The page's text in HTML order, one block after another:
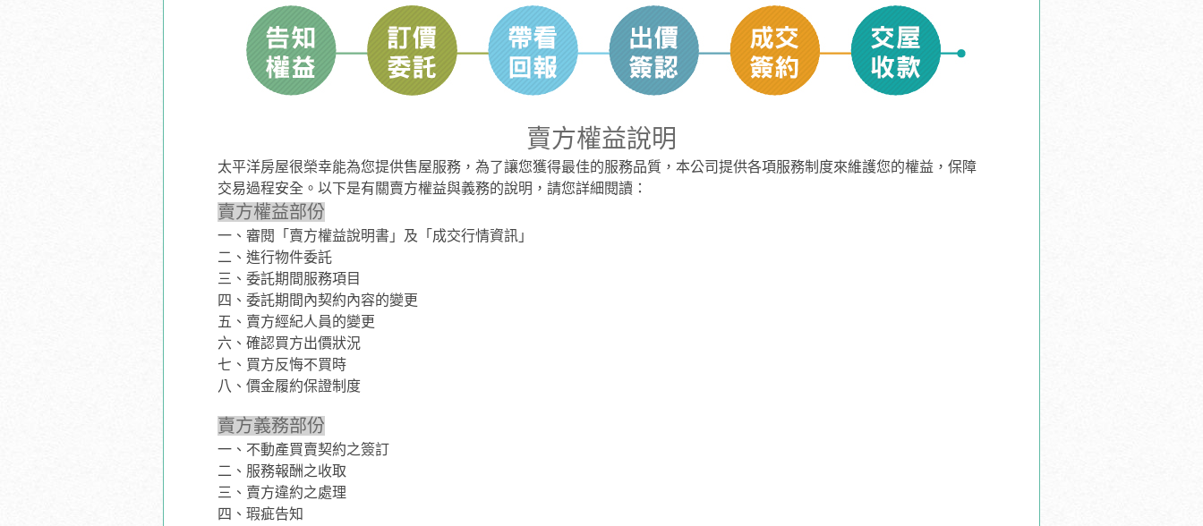
賣方權益說明
太平洋房屋很榮幸能為您提供售屋服務，為了讓您獲得最佳的服務品質，本公司提供各項服務制度來維護您的權益，保障
交易過程安全。以下是有關賣方權益與義務的說明，請您詳細閱讀：
賣方權益部份
一、 審閱「賣方權益說明書」及「成交行情資訊」
二、 進行物件委託
三、 委託期間服務項目
四、 委託期間內契約內容的變更
五、 賣方經紀人員的變更
六、 確認買方出價狀況
七、 買方反悔不買時
八、 價金履約保證制度
賣方義務部份
一、 不動產買賣契約之簽訂
二、 服務報酬之收取
三、 賣方違約之處理
四、 瑕疵告知